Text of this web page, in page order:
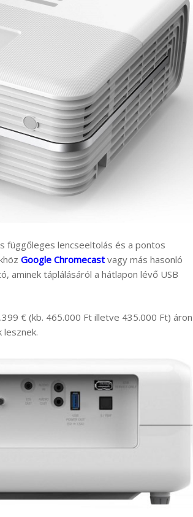
függőleges lencseeltolás és a pontos
Google Chromecast vagy más hasonló
aminek táplálásáról a hátlapon lévő USB
€ (kb. 465.000 Ft illetve 435.000 Ft) áron
lesznek.